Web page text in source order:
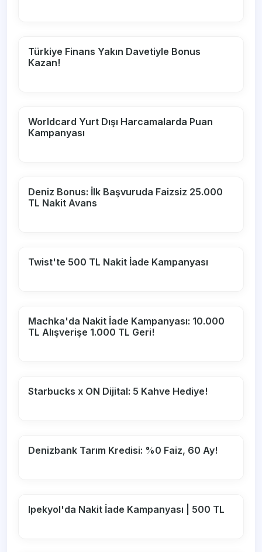
Türkiye Finans Yakın Davetiyle Bonus
Kazan!
Worldcard Yurt Dışı Harcamalarda Puan
Kampanyası
Deniz Bonus: İlk Başvuruda Faizsiz 25.000
TL Nakit Avans
Twist'te 500 TL Nakit İade Kampanyası
Machka'da Nakit İade Kampanyası: 10.000
TL Alışverişe 1.000 TL Geri!
Starbucks x ON Dijital: 5 Kahve Hediye!
Denizbank Tarım Kredisi: %0 Faiz, 60 Ay!
Ipekyol'da Nakit İade Kampanyası | 500 TL